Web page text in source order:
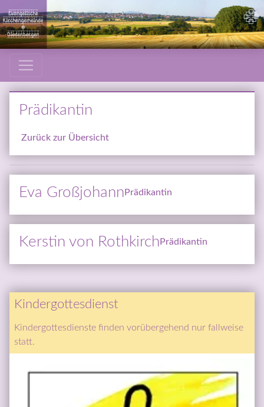
Prädikantin
Zurück zur Übersicht
Eva Groß­jo­hann Prädikantin
Kers­tin von Roth­kirch Prädikantin
Kindergottesdienst
Kindergottesdienste finden vorübergehend nur fallweise
statt.